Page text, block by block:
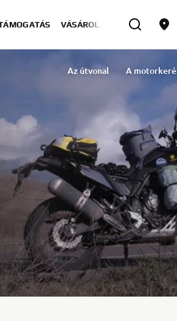
VÁSÁROLJON MOST
Az útvonal A